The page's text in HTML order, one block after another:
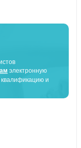
электронную
и